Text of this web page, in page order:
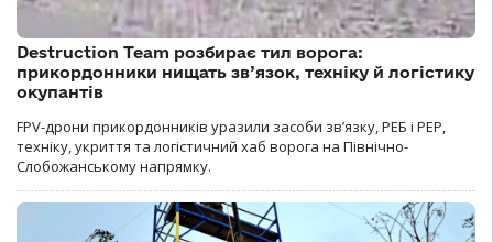
Destruction Team розбирає тил ворога:
прикордонники нищать зв’язок, техніку й логістику
окупантів
FPV-дрони прикордонників уразили засоби зв’язку, РЕБ і РЕР,
техніку, укриття та логістичний хаб ворога на Північно-
Слобожанському напрямку.